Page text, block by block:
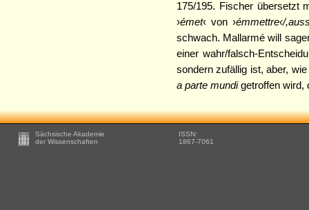
175/195. Fischer übersetzt
›émet‹ von ›émmettre‹/
schwach. Mallarmé will
einer wahr/falsch-
sondern zufällig ist, aber,
a parte mundigetroffen wird,
Footer
Sächsische Akademie
der Wissenschaften
ISSN:
1867-7061